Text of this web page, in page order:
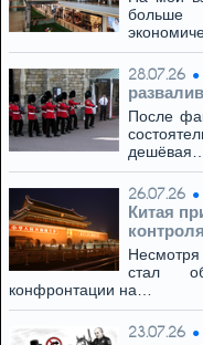
28.07.26
После
дешёвая…
26.07.26
Китая
стал
конфронтации на…
23.07.26